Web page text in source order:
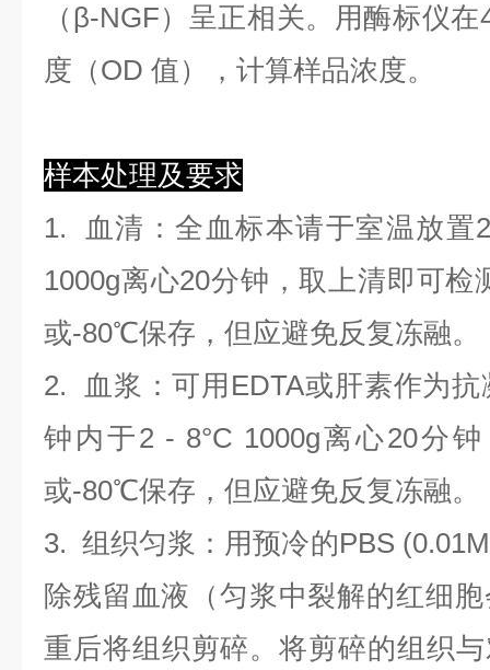
（β-NGF）呈正相关。用酶标仪
度（OD 值），计算样品浓度。
样本处理及要求
1.
血清 ：全血标本请于室温放
1000g离心20分钟，取上清即可
或-80℃保存，但应避免反复冻融。
2.
血浆 ：可用EDTA或肝素作为
钟内于2 - 8°C 1000g离心20分
或-80℃保存，但应避免反复冻融。
3.组织匀浆 ：用预冷的PBS
除残留血液（匀浆中裂解的红细
重后将组织剪碎。将剪碎的组织